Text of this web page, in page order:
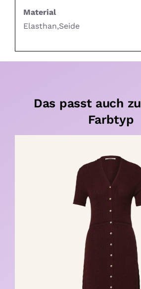
Material
Elasthan,Seide
Das passt auch
Farbtyp